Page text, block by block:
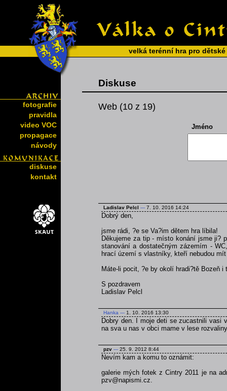
velká terénní hra pro
fotografie
pravidla
video VOC
propagace
návody
diskuse
kontakt
Diskuse
Web (10 z 19)
Jméno
Ladislav Pelcl --- 7. 10. 2016 14:24
Dobrý den,
jsme rádi, ?e se Va?im dětem hra líbila!
Děkujeme za tip - místo konání jsme ji?
stanování a dostatečným zázemím -
hrací území s vlastníky, kteří nebudou
Máte-li pocit, ?e by okolí hradi?tě Bozeň
S pozdravem
Ladislav Pelcl
Hanka --- 1. 10. 2016 13:30
Dobry den. I moje deti se zucastnili vasi
na sva u nas v obci mame v lese
pzv --- 25. 9. 2012 8:44
Nevím kam a komu to oznámit:
galerie mých fotek z Cintry 2011 je na
pzv@napismi.cz.